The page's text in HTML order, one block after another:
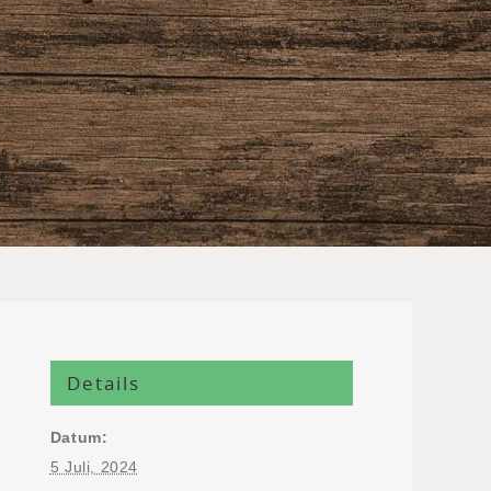
Details
Datum:
5 Juli, 2024